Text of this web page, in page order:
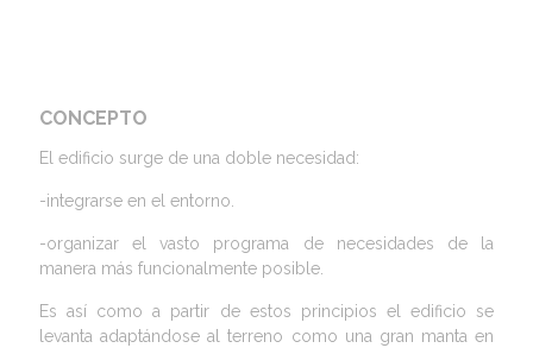
CONCEPTO
El edificio surge de una doble necesidad:
-integrarse en el entorno.
-organizar el vasto programa de necesidades de la
manera más funcionalmente posible.
Es así como a partir de estos principios el edificio se
levanta adaptándose al terreno como una gran manta en